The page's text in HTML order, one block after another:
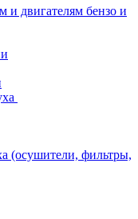
и двигателям бензо и
(осушители, фильтры,